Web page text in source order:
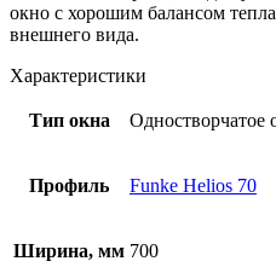
окно с хорошим балансом
внешнего вида.
Характеристики
Тип окна Одностворчатое
Профиль Funke Helios 70
Ширина, мм 700